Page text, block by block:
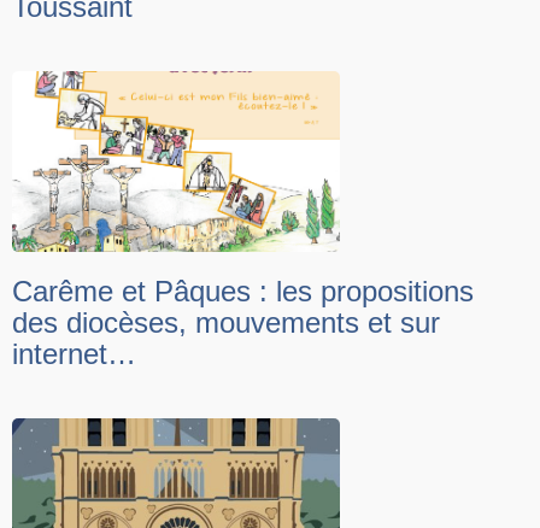
Carême et Pâques : les propositions
des diocèses, mouvements et sur
internet…